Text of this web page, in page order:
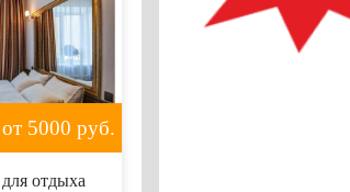
5000 руб.
отдыха